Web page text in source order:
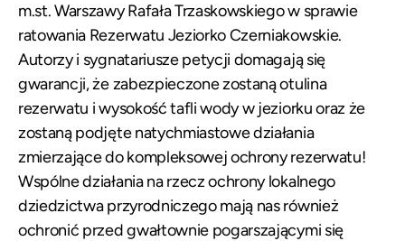
m.st. Warszawy Rafała Trzaskowskiego w sprawie
ratowania Rezerwatu Jeziorko Czerniakowskie.
Autorzy i sygnatariusze petycji domagają się
gwarancji, że zabezpieczone zostaną otulina
rezerwatu i wysokość tafli wody w jeziorku oraz że
zostaną podjęte natychmiastowe działania
zmierzające do kompleksowej ochrony rezerwatu!
Wspólne działania na rzecz ochrony lokalnego
dziedzictwa przyrodniczego mają nas również
ochronić przed gwałtownie pogarszającymi się